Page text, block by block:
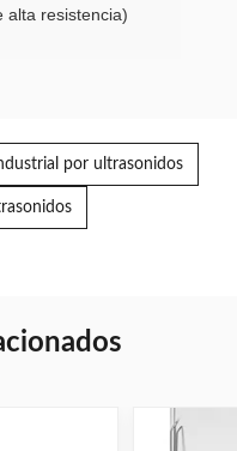
alta resistencia)
por ultrasonidos